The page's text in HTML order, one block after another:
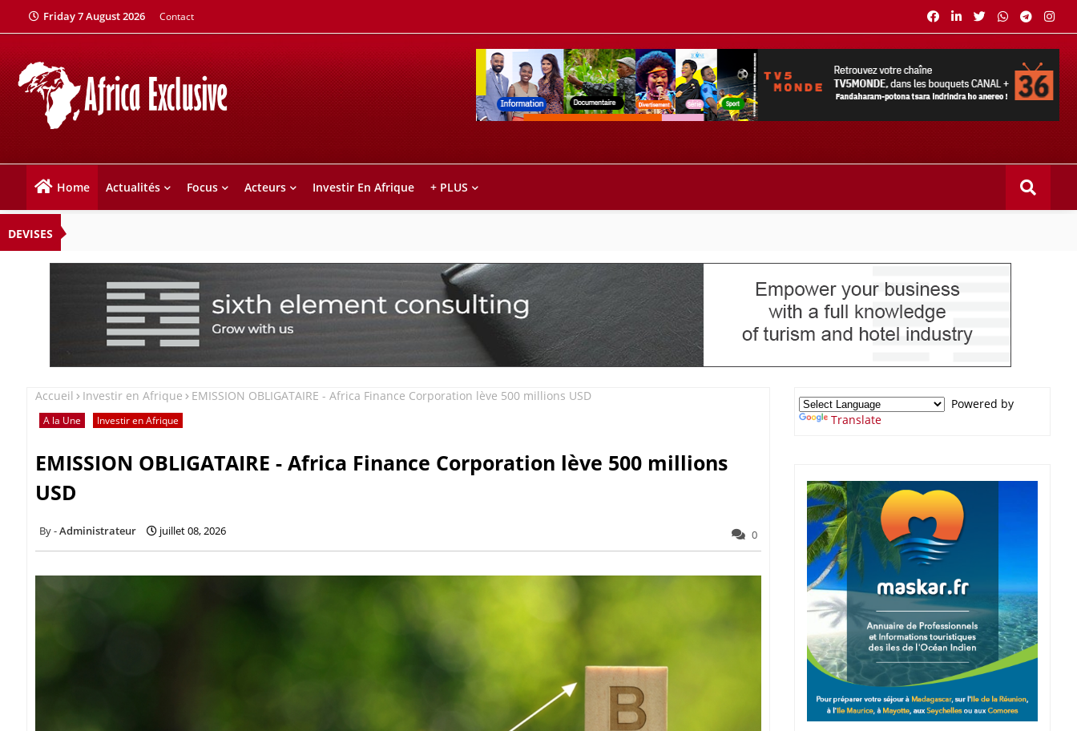
Friday 7 August 2026 Contact
Home Actualités Focus Acteurs Investir En Afrique + PLUS
DEVISES
Accueil Investir en Afrique EMISSION OBLIGATAIRE - Africa Finance Corporation lève 500 millions USD
A la Une Investir en Afrique
EMISSION OBLIGATAIRE - Africa Finance Corporation lève 500 millions
USD
Administrateur juillet 08, 2026 0
Powered by
Translate